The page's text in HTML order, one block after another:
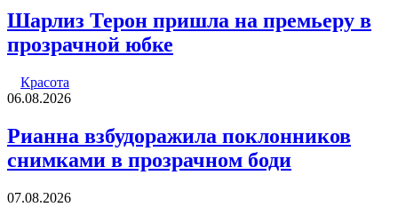
Шарлиз Терон пришла на премьеру в
прозрачной юбке
Красота
06.08.2026
Рианна взбудоражила поклонников
снимками в прозрачном боди
07.08.2026